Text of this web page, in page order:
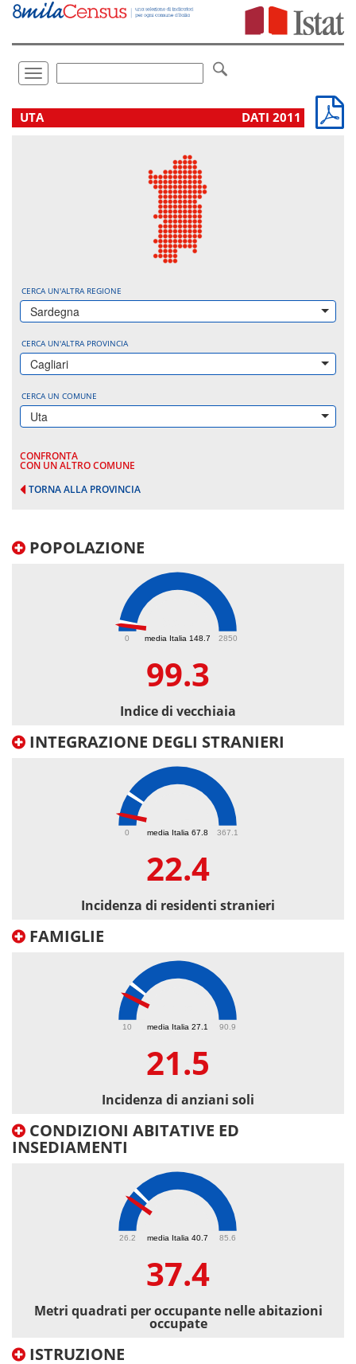
Vai
direttamente
Toggle
navigation
UTA DATI 2011
CERCA UN'ALTRA REGIONE
Sardegna
CERCA UN'ALTRA PROVINCIA
Cagliari
CERCA UN COMUNE
Uta
CONFRONTA
CON UN ALTRO COMUNE
TORNA ALLA PROVINCIA
POPOLAZIONE
media Italia 148.7
0 2850
99.3
Indice di vecchiaia
INTEGRAZIONE DEGLI STRANIERI
media Italia 67.8
0 367.1
22.4
Incidenza di residenti stranieri
FAMIGLIE
media Italia 27.1
10 90.9
21.5
Incidenza di anziani soli
CONDIZIONI ABITATIVE ED
INSEDIAMENTI
media Italia 40.7
26.2 85.6
37.4
Metri quadrati per occupante nelle abitazioni
occupate
ISTRUZIONE